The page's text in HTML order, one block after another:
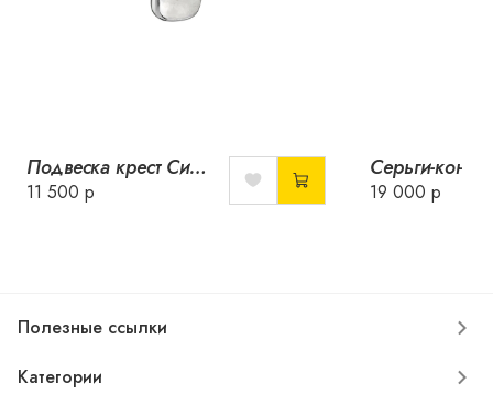
Подвеска крест Сияние с лунным камнем
11 500 р 19 000 р
Полезные ссылки
Категории